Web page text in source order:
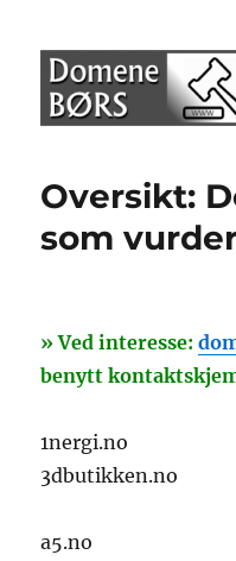
Oversikt:
som
» Ved interesse:
benytt
1nergi.no
3dbutikken.no
a5.no